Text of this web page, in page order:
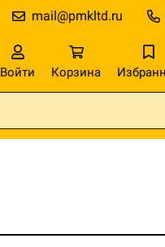
mail@pmkltd.ru
Войти Корзина